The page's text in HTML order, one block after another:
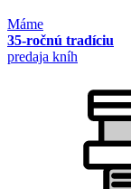
Máme
35-ročnú tradíciu
predaja kníh